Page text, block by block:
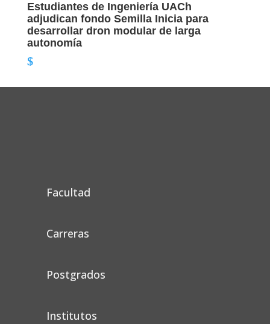
Estudiantes de Ingeniería UACh
adjudican fondo Semilla Inicia para
desarrollar dron modular de larga
autonomía
Facultad
Carreras
Postgrados
Institutos